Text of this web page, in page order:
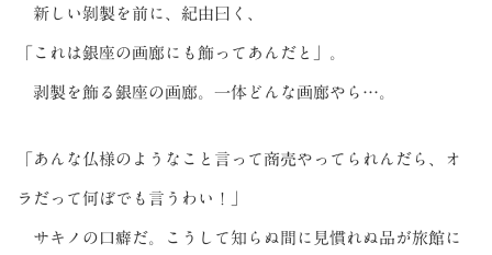
新しい剝製を前に、紀由曰く、
「これは銀座の画廊にも飾ってあんだと」。
剥製を飾る銀座の画廊。一体どんな画廊やら…。
「あんな仏様のようなこと言って商売やってられんだら、オ
ラだって何ぼでも言うわい！」
サキノの口癖だ。こうして知らぬ間に見慣れぬ品が旅館に